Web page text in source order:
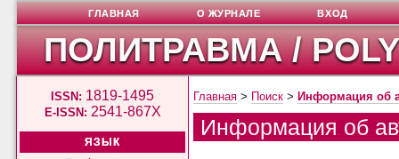
ПОЛИТРАВМА /
ISSN: 1819-1495
E-ISSN: 2541-867X
ЯЗЫК
ГЛАВНАЯ О ЖУРНАЛЕ ВХОД
Главная > Поиск > Информация об
Информация об